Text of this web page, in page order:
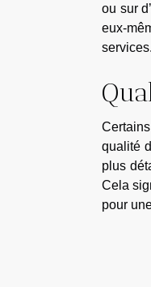
ou sur
eux-
qualité
plus
Cela
pour